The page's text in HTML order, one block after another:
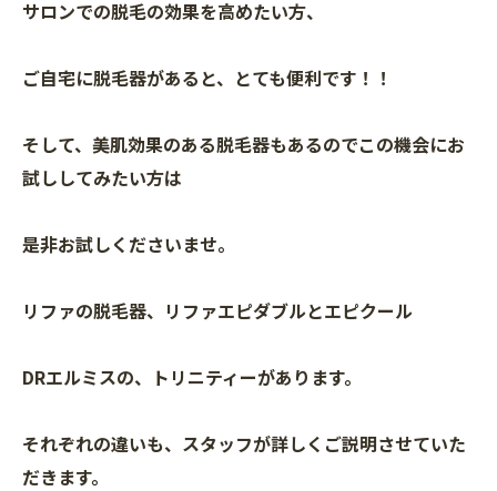
サロンでの脱毛の効果を高めたい方、
ご自宅に脱毛器があると、とても便利です！！
そして、美肌効果のある脱毛器もあるのでこの機会にお
試ししてみたい方は
是非お試しくださいませ。
リファの脱毛器、リファエピダブルとエピクール
DRエルミスの、トリニティーがあります。
それぞれの違いも、スタッフが詳しくご説明させていた
だきます。